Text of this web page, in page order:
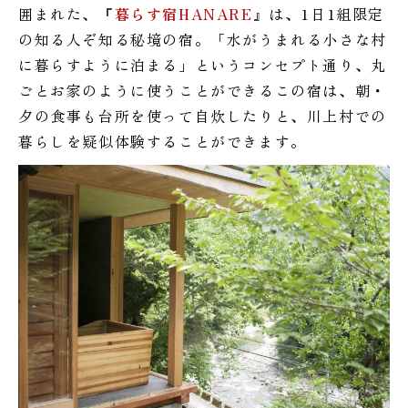
囲まれた、『暮らす宿HANARE 』は、1日1組限定
の知る人ぞ知る秘境の宿。「水がうまれる小さな村
に暮らすように泊まる」というコンセプト通り、丸
ごとお家のように使うことができるこの宿は、朝・
夕の食事も台所を使って自炊したりと、川上村での
暮らしを疑似体験することができます。